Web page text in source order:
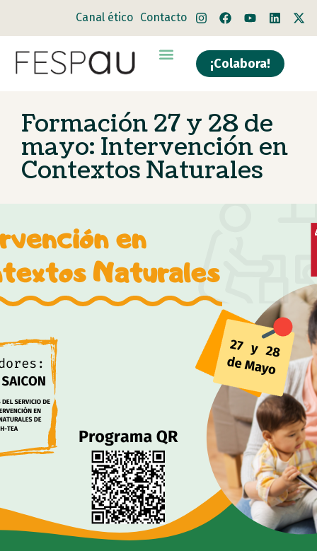
Canal ético Contacto
¡Colabora!
Formación 27 y 28 de
mayo: Intervención en
Contextos Naturales